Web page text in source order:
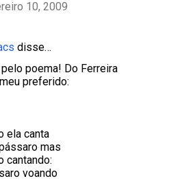
10, 2009
disse…
poema! Do Ferreira
preferido:
ela canta
mas
cantando:
voando